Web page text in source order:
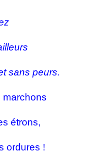
sans peurs.
marchons
étrons,
ordures !